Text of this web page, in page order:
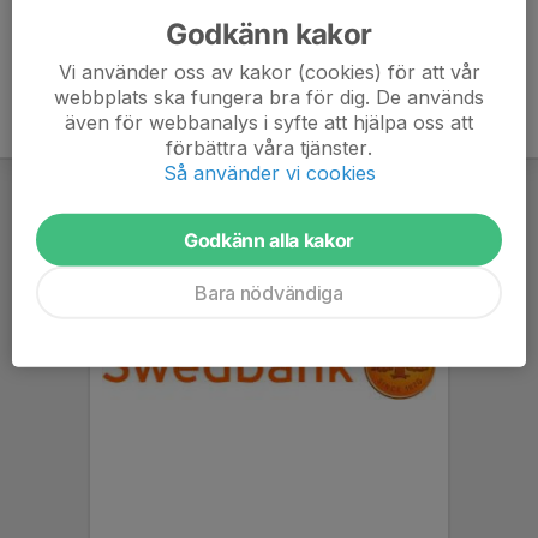
Godkänn kakor
Vi använder oss av kakor (cookies) för att vår
webbplats ska fungera bra för dig. De används
även för webbanalys i syfte att hjälpa oss att
förbättra våra tjänster.
Så använder vi cookies
Godkänn alla kakor
Bara nödvändiga